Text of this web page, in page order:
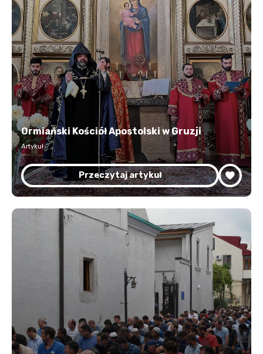
Ormiański Kościół Apostolski w Gruzji
Artykuł
Przeczytaj artykuł